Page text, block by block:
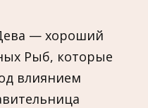
— хороший
Рыб, которые
влиянием